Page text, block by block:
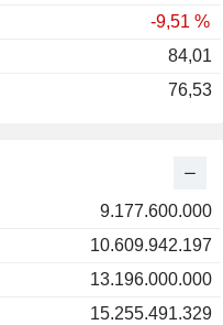
9.177.600.000
10.609.942.197
13.196.000.000
15.255.491.329
-9,51 %
84,01
76,53